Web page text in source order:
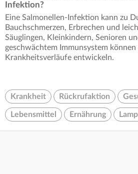
Infektion?
Eine Salmonellen-Infektion kann zu
Bauchschmerzen, Erbrechen und
Säuglingen, Kleinkindern, Senioren
geschwächtem Immunsystem
Krankheitsverläufe entwickeln.
Krankheit Rückrufaktion
Lebensmittel Ernährung